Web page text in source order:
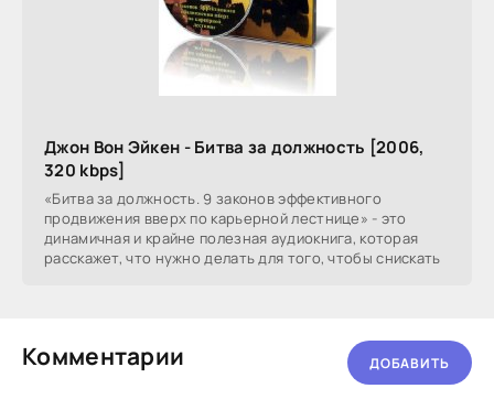
Джон Вон Эйкен - Битва за должность [2006,
320 kbps]
«Битва за должность. 9 законов эффективного
продвижения вверх по карьерной лестнице» - это
динамичная и крайне полезная аудиокнига, которая
расскажет, что нужно делать для того, чтобы снискать
Комментарии ДОБАВИТЬ